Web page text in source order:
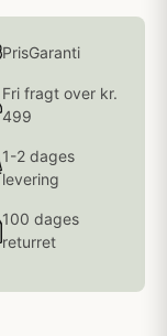
PrisGaranti
Fri fragt over kr.
499
1-2 dages
levering
100 dages
returret